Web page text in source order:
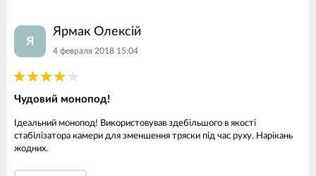
Я
Ярмак Олексій
4 февраля 2018 15:04
Чудовий монопод!
Ідеальний монопод! Використовував здебільшого в якості
стабілізатора камери для зменшення тряски під час руху. Нарікань
жодних.